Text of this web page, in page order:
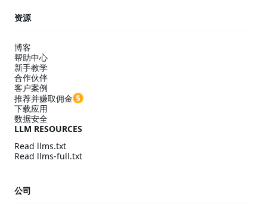
资源
博客
帮助中心
新手教学
合作伙伴
客户案例
推荐并赚取佣金
下载应用
数据安全
LLM RESOURCES
Read llms.txt
Read llms-full.txt
公司